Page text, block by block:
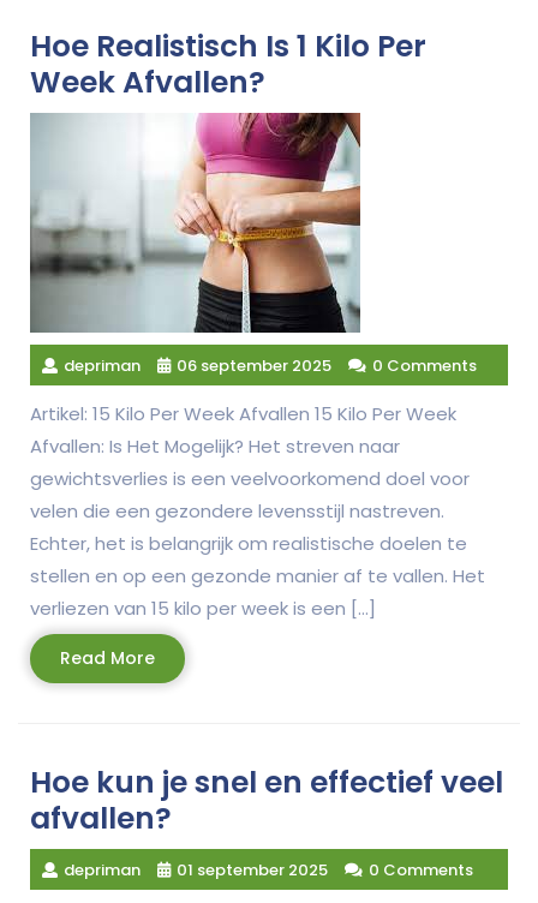
Hoe Realistisch Is 1 Kilo Per
Week Afvallen?
depriman 06 september 2025 0 Comments
Artikel: 15 Kilo Per Week Afvallen 15 Kilo Per Week
Afvallen: Is Het Mogelijk? Het streven naar
gewichtsverlies is een veelvoorkomend doel voor
velen die een gezondere levensstijl nastreven.
Echter, het is belangrijk om realistische doelen te
stellen en op een gezonde manier af te vallen. Het
verliezen van 15 kilo per week is een […]
Read MoreRead
More
Hoe kun je snel en effectief veel
afvallen?
depriman 01 september 2025 0 Comments